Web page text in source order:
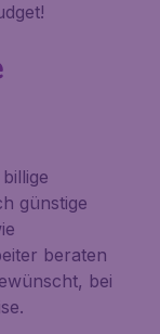
günstige
beraten
bei